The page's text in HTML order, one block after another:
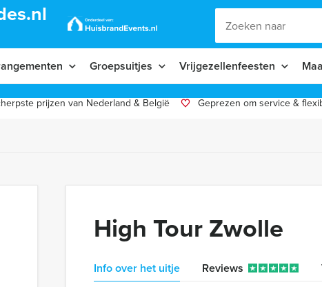
Groepsuitjes Vrijgezellenfeesten
prijzen van Nederland & België Geprezen om service &
High Tour Zwolle
Info over het uitje Reviews